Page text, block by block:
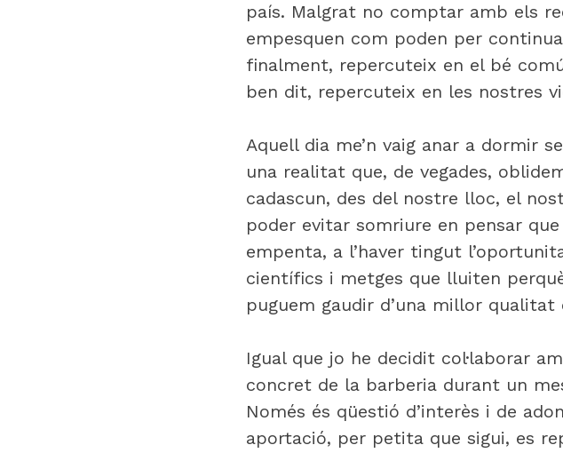
país. Malgrat no comptar amb els
empesquen com poden per
finalment, repercuteix en el bé
ben dit, repercuteix en les nostres
Aquell dia me’n vaig anar a dormir
una realitat que, de vegades,
cadascun, des del nostre lloc, el
poder evitar somriure en pensar
empenta, a l’haver tingut
científics i metges que lluiten
puguem gaudir d’una millor qualitat
Igual que jo he decidit col·laborar
concret de la barberia durant un
Només és qüestió d’interès i de
aportació, per petita que sigui, es